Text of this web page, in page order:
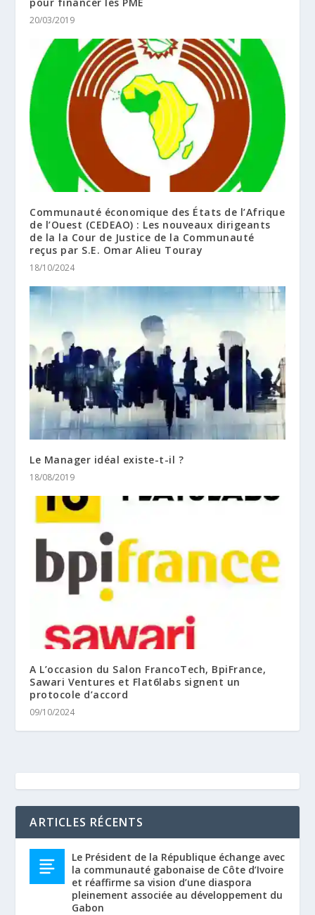
20/03/2019
Communauté économique des États de l’Afrique
de l’Ouest (CEDEAO) : Les nouveaux dirigeants
de la la Cour de Justice de la Communauté
reçus par S.E. Omar Alieu Touray
18/10/2024
Le Manager idéal existe-t-il ?
18/08/2019
A L’occasion du Salon FrancoTech, BpiFrance,
Sawari Ventures et Flat6labs signent un
protocole d’accord
09/10/2024
ARTICLES RÉCENTS
Le Président de la République échange avec
la communauté gabonaise de Côte d’Ivoire
et réaffirme sa vision d’une diaspora
pleinement associée au développement du
Gabon